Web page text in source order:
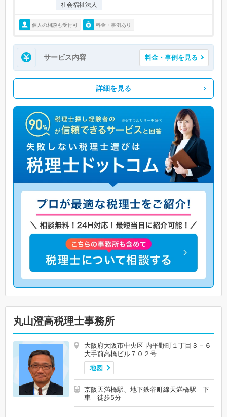
社会福祉法人
個人の相談も受付可 料金・事例あり
サービス内容 料金・事例を見る
詳細を見る
丸山澄高税理士事務所
大阪府大阪市中央区 内平野町１丁目３－６
大手前高橋ビル７０２号
地図
京阪天満橋駅、地下鉄谷町線天満橋駅 下
車 徒歩5分